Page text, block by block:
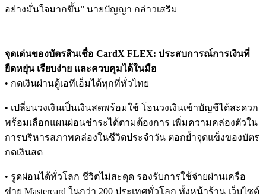
อย่างมั่นใจมากขึ้น” นายปัญญา กล่าวเสริม
จุดเด่นของบัตรสินเชื่อ CardX FLEX: ประสบการณ์การเงินที่
ยืดหยุ่น เรียบง่าย และควบคุมได้ในมือ
• กดเงินผ่านตู้เอทีเอ็มได้ทุกที่ทั่วไทย
• เปลี่ยนวงเงินเป็นเงินสดพร้อมใช้ โอนวงเงินเข้าบัญชีได้สะดวก
พร้อมเลือกแผนผ่อนชำระได้ตามต้องการ เพิ่มความคล่องตัวใน
การบริหารสภาพคล่องในชีวิตประจำวัน ตอกย้ำจุดแข็งของบัตร
กดเงินสด
• รูดผ่อนได้ทั่วโลก ชีวิตไม่สะดุด รองรับการใช้จ่ายผ่านเครือ
ข่าย Mastercard ในกว่า 200 ประเทศทั่วโลก ทั้งหน้าร้าน เว็บไซต์